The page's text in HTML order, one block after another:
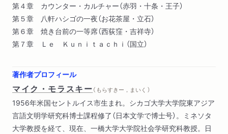
第４章 カウンター・カルチャー（赤羽・十条・王子）
第５章 八軒ハシゴの一夜（お花茶屋・立石）
第６章 焼き台前の一等席（西荻窪・吉祥寺）
第７章 Ｌｅ Ｋｕｎｉｔａｃｈｉ（国立）
著作者プロフィール
マイク・モラスキー（ もらすきー，まいく ）
1956年米国セントルイス市生まれ。シカゴ大学大学院東アジア
言語文明学研究科博士課程修了（日本文学で博士号）。ミネソタ
大学教授を経て、現在、一橋大学大学院社会学研究科教授。日